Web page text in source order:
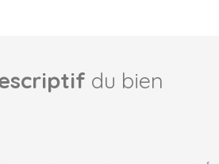
du bien